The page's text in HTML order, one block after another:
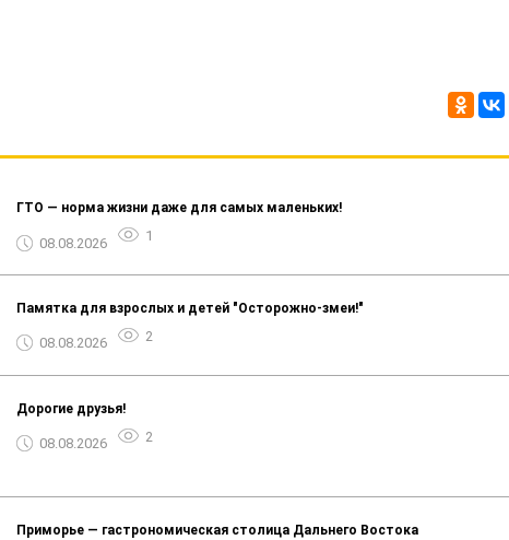
ГТО — норма жизни даже для самых маленьких!
08.08.2026 1
Памятка для взрослых и детей "Осторожно-змеи!"
08.08.2026 2
️Дорогие друзья!️
08.08.2026 2
Приморье — гастрономическая столица Дальнего Востока